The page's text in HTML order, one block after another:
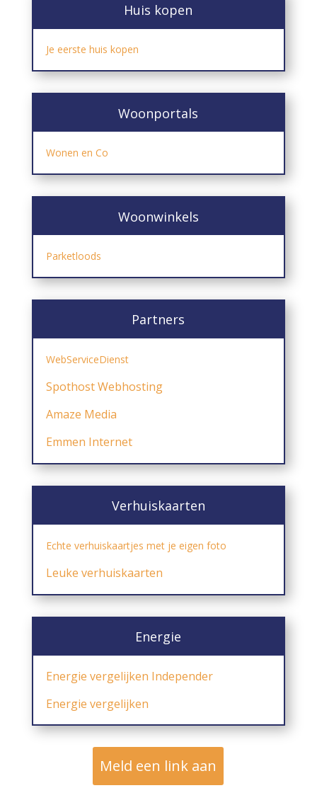
Huis kopen
Je eerste huis kopen
Woonportals
Wonen en Co
Woonwinkels
Parketloods
Partners
WebServiceDienst
SpothostWebhosting
Amaze Media
Emmen Internet
Verhuiskaarten
Echte verhuiskaartjes met je eigen foto
Leuke verhuiskaarten
Energie
Energie vergelijken Independer
Energie vergelijken
Meld een link aan